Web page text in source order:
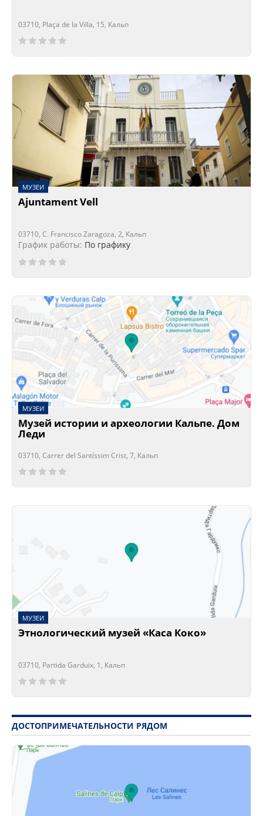
03710, Plaça de la Villa, 15, Кальп
Сейчас открыто!
Сейчас закрыто!
МУЗЕИ
Ajuntament Vell
03710, C. Francisco Zaragoza, 2, Кальп
График работы: По графику
МУЗЕИ
Музей истории и археологии Кальпе. Дом
Леди
03710, Carrer del Santíssim Crist, 7, Кальп
Сейчас открыто!
Сейчас закрыто!
МУЗЕИ
Этнологический музей «Каса Коко»
03710, Partida Garduix, 1, Кальп
Сейчас открыто!
Сейчас закрыто!
ДОСТОПРИМЕЧАТЕЛЬНОСТИ РЯДОМ